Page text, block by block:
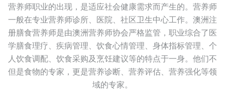
营养师职业的出现，是适应社会健康需求而产生的。营养师
一般在专业营养师诊所、医院、社区卫生中心工作。澳洲注
册膳食营养师是由澳洲营养师协会严格监管，职业综合了医
学膳食理疗、疾病管理、饮食心情管理、身体指标管理、个
人饮食调配、饮食采购及烹饪建议等的特点于一身。他们不
但是食物的专家，更是营养诊断、营养评估、营养强化等领
域的专家。